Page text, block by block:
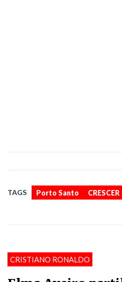
TAGS Porto Santo CRESCER
CRISTIANO RONALDO